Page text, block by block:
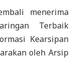
menerima
Terbaik
Kearsipan
oleh Arsip